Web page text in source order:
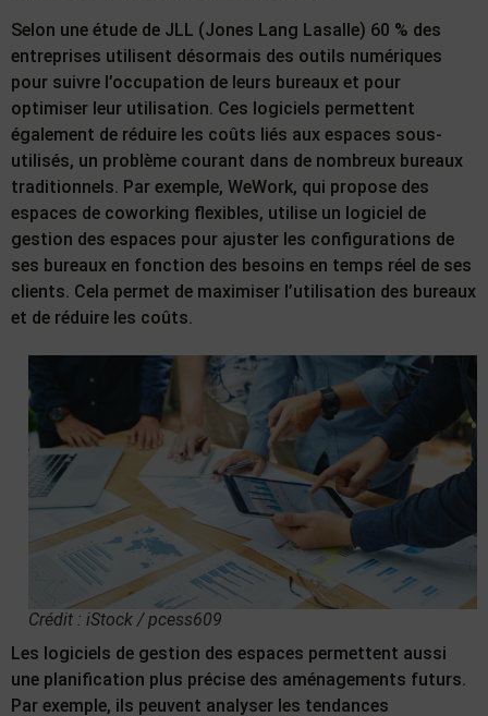
Selon une étude de JLL (Jones Lang Lasalle) 60 % des
entreprises utilisent désormais des outils numériques
pour suivre l’occupation de leurs bureaux et pour
optimiser leur utilisation. Ces logiciels permettent
également de réduire les coûts liés aux espaces sous-
utilisés, un problème courant dans de nombreux bureaux
traditionnels. Par exemple, WeWork, qui propose des
espaces de coworking flexibles, utilise un logiciel de
gestion des espaces pour ajuster les configurations de
ses bureaux en fonction des besoins en temps réel de ses
clients. Cela permet de maximiser l’utilisation des bureaux
et de réduire les coûts.
Crédit : iStock / pcess609
Les logiciels de gestion des espaces permettent aussi
une planification plus précise des aménagements futurs.
Par exemple, ils peuvent analyser les tendances